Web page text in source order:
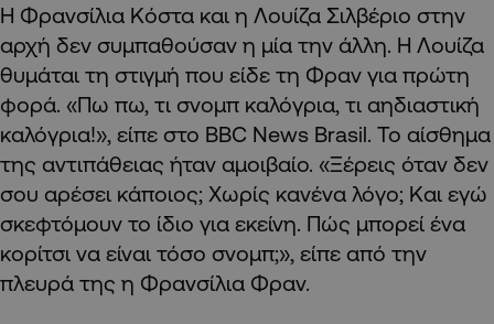
Η Φρανσίλια Κόστα και η Λουίζα Σιλβέριο στην
αρχή δεν συμπαθούσαν η μία την άλλη. Η Λουίζα
θυμάται τη στιγμή που είδε τη Φραν για πρώτη
φορά. «Πω πω, τι σνομπ καλόγρια, τι αηδιαστική
καλόγρια!», είπε στο BBC News Brasil. Το αίσθημα
της αντιπάθειας ήταν αμοιβαίο. «Ξέρεις όταν δεν
σου αρέσει κάποιος; Χωρίς κανένα λόγο; Και εγώ
σκεφτόμουν το ίδιο για εκείνη. Πώς μπορεί ένα
κορίτσι να είναι τόσο σνομπ;», είπε από την
πλευρά της η Φρανσίλια Φραν.